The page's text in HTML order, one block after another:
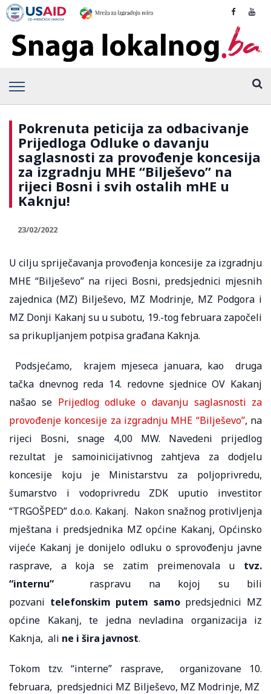
Pokrenuta peticija za odbacivanje
Prijedloga Odluke o davanju
saglasnosti za provođenje koncesija
za izgradnju MHE “Bilješevo” na
rijeci Bosni i svih ostalih mHE u
Kaknju!
23/02/2022
U cilju spriječavanja provođenja koncesije za izgradnju
MHE “Bilješevo” na rijeci Bosni, predsjednici mjesnih
zajednica (MZ) Bilješevo, MZ Modrinje, MZ Podgora i
MZ Donji Kakanj su u subotu, 19.-tog februara započeli
sa prikupljanjem potpisa građana Kaknja.
Podsjećamo, krajem mjeseca januara, kao druga
tačka dnevnog reda 14. redovne sjednice OV Kakanj
našao se Prijedlog odluke o davanju saglasnosti za
provođenje koncesije za izgradnju MHE “Bilješevo’’, na
rijeci Bosni, snage 4,00 MW. Navedeni prijedlog
rezultat je samoinicijativnog zahtjeva za dodjelu
koncesije koju je Ministarstvu za poljoprivredu,
šumarstvo i vodoprivredu ZDK uputio investitor
“TRGOŠPED” d.o.o. Kakanj. Nakon snažnog protivljenja
mještana i predsjednika MZ općine Kakanj, Općinsko
vijeće Kakanj je donijelo odluku o sprovođenju javne
rasprave, a koja se zatim preimenovala u tvz.
“internu” raspravu na kojoj su bili
pozvani telefonskim putem samopredsjednici MZ
općine Kakanj, te jedna nevladina organizacija iz
Kaknja, ali ne i šira javnost.
Tokom tzv. “interne” rasprave, organizovane 10.
februara, predsjednici MZ Bilješevo, MZ Modrinje, MZ